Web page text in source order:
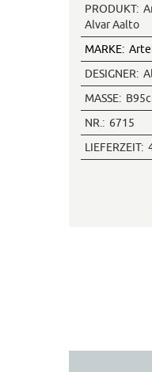
PRODUKT:
Alvar Aalto
MARKE:
DESIGNER:
MASSE:
NR.: 6715
LIEFERZEIT: